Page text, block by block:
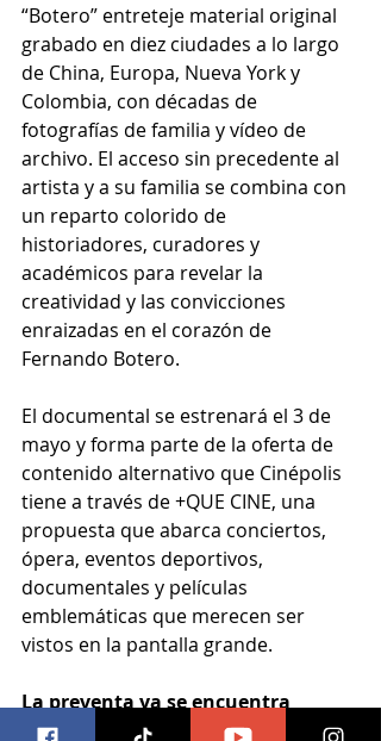
“Botero” entreteje material original
grabado en diez ciudades a lo largo
de China, Europa, Nueva York y
Colombia, con décadas de
fotografías de familia y vídeo de
archivo. El acceso sin precedente al
artista y a su familia se combina con
un reparto colorido de
historiadores, curadores y
académicos para revelar la
creatividad y las convicciones
enraizadas en el corazón de
Fernando Botero.
El documental se estrenará el 3 de
mayo y forma parte de la oferta de
contenido alternativo que Cinépolis
tiene a través de +QUE CINE, una
propuesta que abarca conciertos,
ópera, eventos deportivos,
documentales y películas
emblemáticas que merecen ser
vistos en la pantalla grande.
La preventa ya se encuentra
disponible en los cines